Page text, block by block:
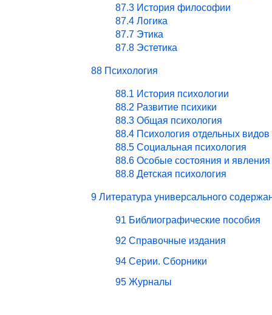
87.3 История философии
87.4 Логика
87.7 Этика
87.8 Эстетика
88 Психология
88.1 История психологии
88.2 Развитие психики
88.3 Общая психология
88.4 Психология отдельных
88.5 Социальная психология
88.6 Особые состояния и явления
88.8 Детская психология
9 Литература универсального
91 Библиографические пособия
92 Справочные издания
94 Серии. Сборники
95 Журналы